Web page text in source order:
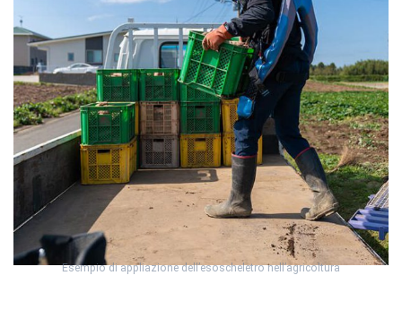
Esempio di appliazione dell’esoscheletro nell’agricoltura